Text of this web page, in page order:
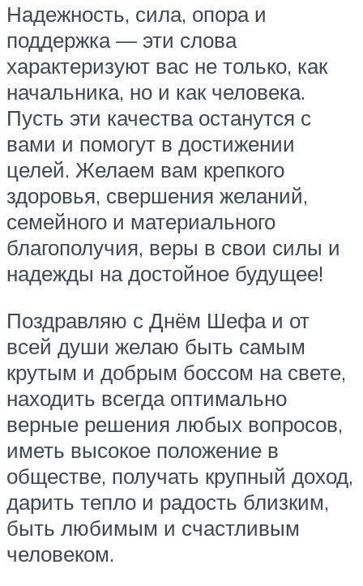
Надежность, сила, опора и
поддержка — эти слова
характеризуют вас не только, как
начальника, но и как человека.
Пусть эти качества останутся с
вами и помогут в достижении
целей. Желаем вам крепкого
здоровья, свершения желаний,
семейного и материального
благополучия, веры в свои силы и
надежды на достойное будущее!
Поздравляю с Днём Шефа и от
всей души желаю быть самым
крутым и добрым боссом на свете,
находить всегда оптимально
верные решения любых вопросов,
иметь высокое положение в
обществе, получать крупный доход,
дарить тепло и радость близким,
быть любимым и счастливым
человеком.